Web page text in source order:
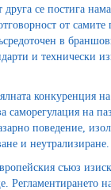
друга се постига
от
в
и технически
конкуренция
на
поведение,
и неутрализиране.
съюз
Регламентирането